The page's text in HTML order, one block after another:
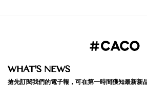
WHAT'S NEWS
搶先訂閱我們的電子報，可在第一時間獲知最新新